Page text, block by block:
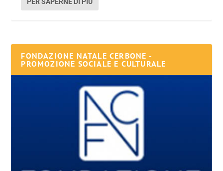
FONDAZIONE NATALE CERBONE -
PROMOZIONE SOCIALE E CULTURALE